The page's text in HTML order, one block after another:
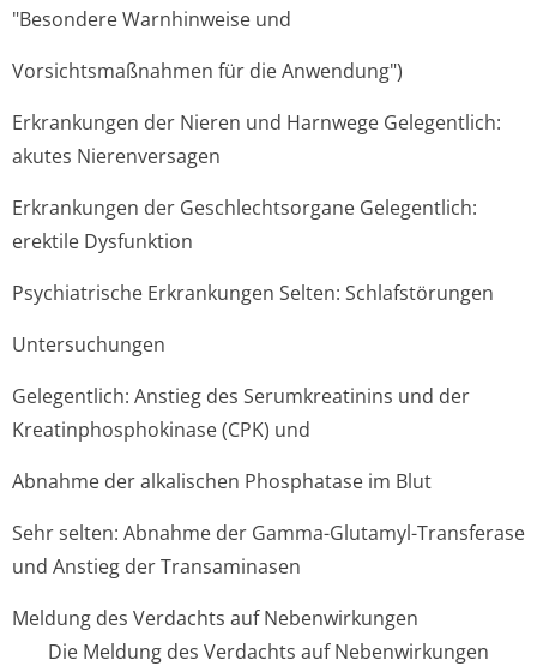
"Besondere Warnhinweise und
Vorsichtsmaßnahmen für die Anwendung")
Erkrankungen der Nieren und Harnwege Gelegentlich:
akutes Nierenversagen
Erkrankungen der Geschlechtsorgane Gelegentlich:
erektile Dysfunktion
Psychiatrische Erkrankungen Selten: Schlafstörungen
Untersuchungen
Gelegentlich: Anstieg des Serumkreatinins und der
Kreatinphospho­kinase (CPK) und
Abnahme der alkalischen Phosphatase im Blut
Sehr selten: Abnahme der Gamma-Glutamyl-Transferase
und Anstieg der Transaminasen
Meldung des Verdachts auf Nebenwirkungen
Die Meldung des Verdachts auf Nebenwirkungen